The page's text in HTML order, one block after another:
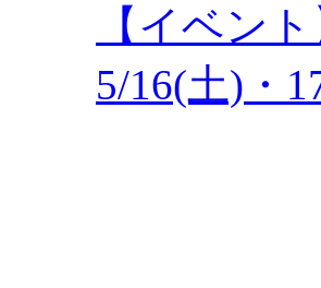
【イベン
5/16(土)・